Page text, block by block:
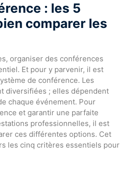
: les 5
comparer les
organiser des conférences
Et pour y parvenir, il est
de conférence. Les
diversifiées ; elles dépendent
chaque événement. Pour
et garantir une parfaite
professionnelles, il est
ces différentes options. Cet
les cinq critères essentiels pour